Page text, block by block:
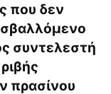
που δεν
συντελεστή
πρασίνου